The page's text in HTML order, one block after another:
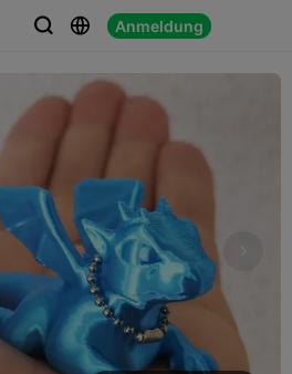
  Anmeldung
 